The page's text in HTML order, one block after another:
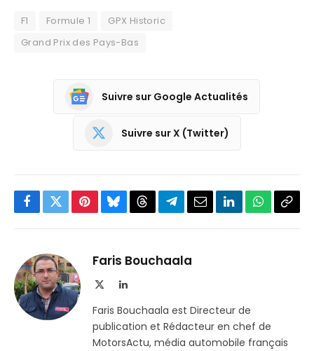
F1 Formule 1
GPX Historic
Grand Prix des Pays-Bas
Suivre sur Google Actualités
Suivre sur X (Twitter)
Facebook
TwitterPinterestBlueskyThreadsPartager
Telegram
EmailLinkedInWhatsApp
Faris Bouchaala
LinkedIn
Faris Bouchaala est Directeur de
publication et Rédacteur en chef de
MotorsActu, média automobile français